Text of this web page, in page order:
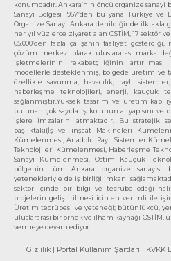
konumdadır. Ankara’nın öncü organize
Sanayi Bölgesi 1967’den bu yana Türkiye ve
Organize Sanayi Ankara denildiğinde ilk akla
her yıl yüzlerce ziyaret alan OSTİM, 17 sektör
65.000’den fazla çalışanın faaliyet
çözüm merkezi olarak uluslararası marka
işletmelerinin rekabetçiliğinin
modellerle desteklenmiş, bölgede üretim ve
özellikle savunma, havacılık, raylı
haberleşme teknolojileri, enerji, kauçuk
sağlanmıştır.Yüksek tasarım ve üretim
bulunan çok sayıda iş kolunun altyapısını
işlere imzalarını atmaktadır. Bu stratejik
başlıktaki(İş ve inşaat Makineleri
Kümelenmesi, Anadolu Raylı Sistemler
Teknolojileri Kümelenmesi, Haberleşme
Sanayi Kümelenmesi, Ostim Kauçuk
bölgenin tüm Ankara organize
yetenekleriyle de iş birliği imkanı
sektör içinde bir bilgi ve tecrübe odağı
projelerin geliştirilmesi için en verimli
Üretim tecrübesi ve yeteneği; bütünlükçü,
uluslararası bir örnek ve ilham kaynağı
vermeye devam ediyor.
Gizlilik | Portal Kullanım Şartları |